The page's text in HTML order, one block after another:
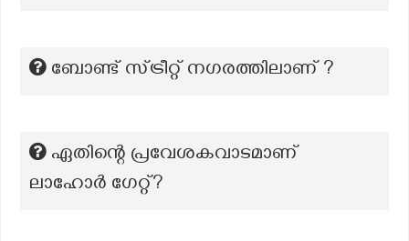
ബോണ്ട് സ്ട്രീറ്റ് നഗരത്തിലാണ് ?
ഏതിന്റെ പ്രവേശകവാടമാണ്
ലാഹോർ ഗേറ്റ്?